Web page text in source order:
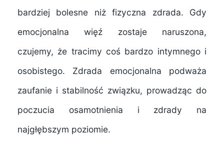
bardziej bolesne niż fizyczna zdrada. Gdy
emocjonalna więź zostaje naruszona,
czujemy, że tracimy coś bardzo intymnego i
osobistego. Zdrada emocjonalna podważa
zaufanie i stabilność związku, prowadząc do
poczucia osamotnienia i zdrady na
najgłębszym poziomie.